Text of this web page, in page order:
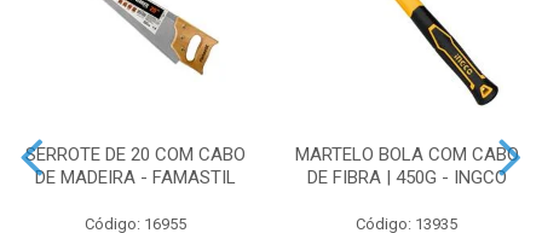
SERROTE DE 20 COM CABO
DE MADEIRA - FAMASTIL
Código: 16955
MARTELO BOLA COM CABO
DE FIBRA | 450G - INGCO
Código: 13935